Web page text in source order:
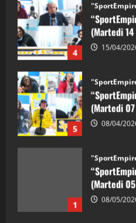
4
(Martedi
15/04/
5
(Martedi
08/04/
1
(Martedi
08/05/